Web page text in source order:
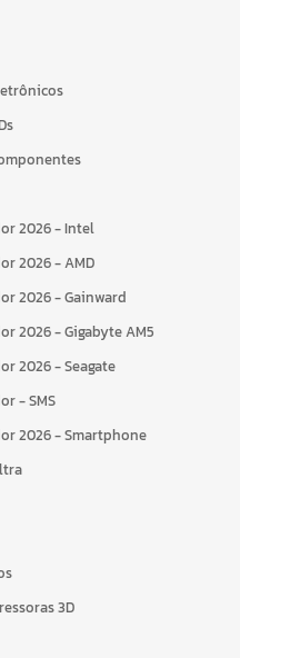
2026 - Intel
2026 - AMD
2026 - Gainward
2026 - Gigabyte AM5
2026 - Seagate
- SMS
2026 - Smartphone
3D